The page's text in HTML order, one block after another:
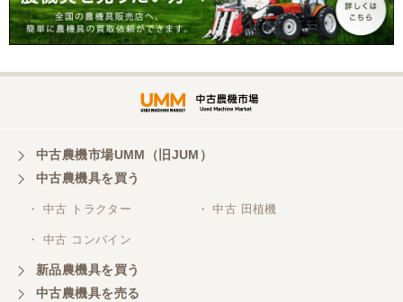
中古農機市場UMM（旧JUM）
中古農機具を買う
・ 中古 トラクター ・ 中古 田植機
・ 中古 コンバイン
新品農機具を買う
中古農機具を売る